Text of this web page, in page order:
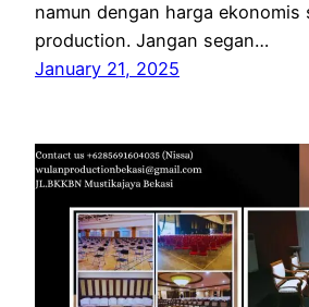
namun dengan harga ekonomis
production. Jangan segan…
January 21, 2025